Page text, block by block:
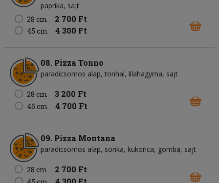
paprika sajt
28 cm
2 700 Ft
45 cm 4 300 Ft
08. Pizza Tonno
paradicsomos alap tonhal lilahagyma sajt
28 cm 3 200 Ft
45 cm 4 700 Ft
09. Pizza Montana
paradicsomos alap sonka kukorica gomba sajt
28 cm 2 700 Ft